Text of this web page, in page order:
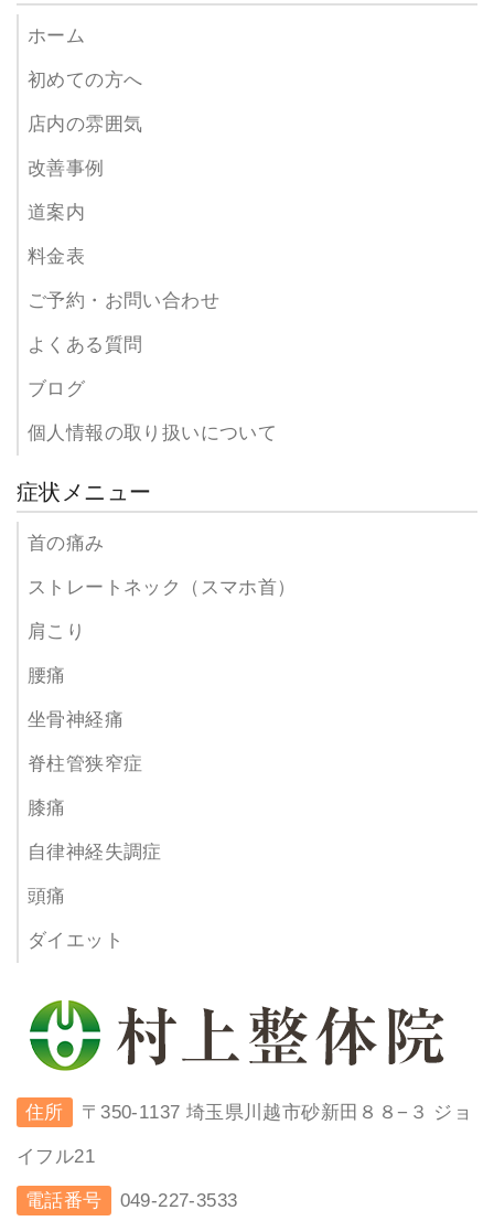
ホーム
初めての方へ
店内の雰囲気
改善事例
道案内
料金表
ご予約・お問い合わせ
よくある質問
ブログ
個人情報の取り扱いについて
症状メニュー
首の痛み
ストレートネック（スマホ首）
肩こり
腰痛
坐骨神経痛
脊柱管狭窄症
膝痛
自律神経失調症
頭痛
ダイエット
住所 〒350-1137 埼玉県川越市砂新田８８−３ ジョ
イフル21
電話番号 049-227-3533